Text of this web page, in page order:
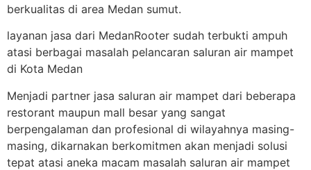
berkualitas di area Medan sumut.
layanan jasa dari MedanRooter sudah terbukti ampuh
atasi berbagai masalah pelancaran saluran air mampet
di Kota Medan
Menjadi partner jasa saluran air mampet dari beberapa
restorant maupun mall besar yang sangat
berpengalaman dan profesional di wilayahnya masing-
masing, dikarnakan berkomitmen akan menjadi solusi
tepat atasi aneka macam masalah saluran air mampet